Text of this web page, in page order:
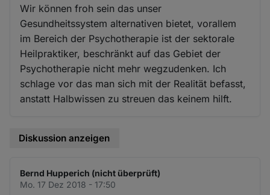
Wir können froh sein das unser
Gesundheitssystem alternativen bietet, vorallem
im Bereich der Psychotherapie ist der sektorale
Heilpraktiker, beschränkt auf das Gebiet der
Psychotherapie nicht mehr wegzudenken. Ich
schlage vor das man sich mit der Realität befasst,
anstatt Halbwissen zu streuen das keinem hilft.
Diskussion anzeigen
Bernd Hupperich (nicht überprüft)
Mo. 17 Dez 2018 - 17:50